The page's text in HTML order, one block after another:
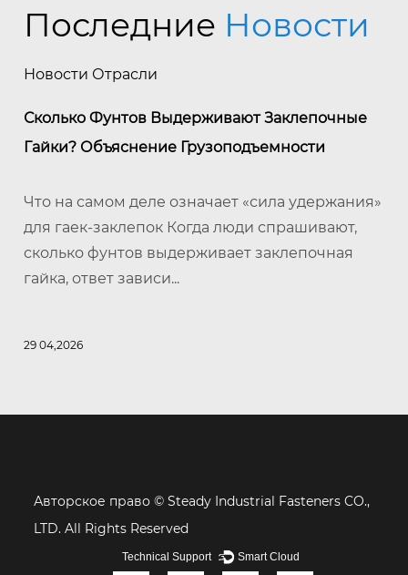
Последние Новости
Новости Отрасли
Сколько Фунтов Выдерживают Заклепочные
Гайки? Объяснение Грузоподъемности
Что на самом деле означает «сила удержания»
для гаек-заклепок Когда люди спрашивают,
сколько фунтов выдерживает заклепочная
гайка, ответ зависи...
29 04,2026
Авторское право ©Steady Industrial Fasteners CO.,
LTD. All Rights Reserved
Technical Support ： Smart Cloud